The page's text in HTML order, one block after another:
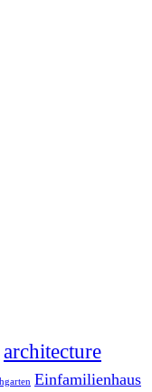
architecture
Einfamilienhaus